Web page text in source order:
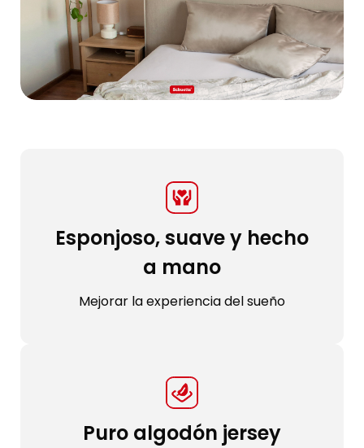
Esponjoso, suave y hecho
a mano
Mejorar la experiencia del sueño
Puro algodón jersey